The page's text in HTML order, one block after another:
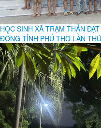
HỌC SINH XÃ TRẠM THẢN
ĐỔNG TỈNH PHÚ THỌ LẦN